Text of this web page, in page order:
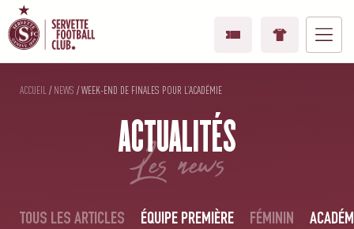
ACCUEIL /NEWS /WEEK-END DE FINALES POUR L’ACADÉMIE
ACTUALITÉS
les news
TOUS LES ARTICLES ÉQUIPE PREMIÈRE FÉMININ